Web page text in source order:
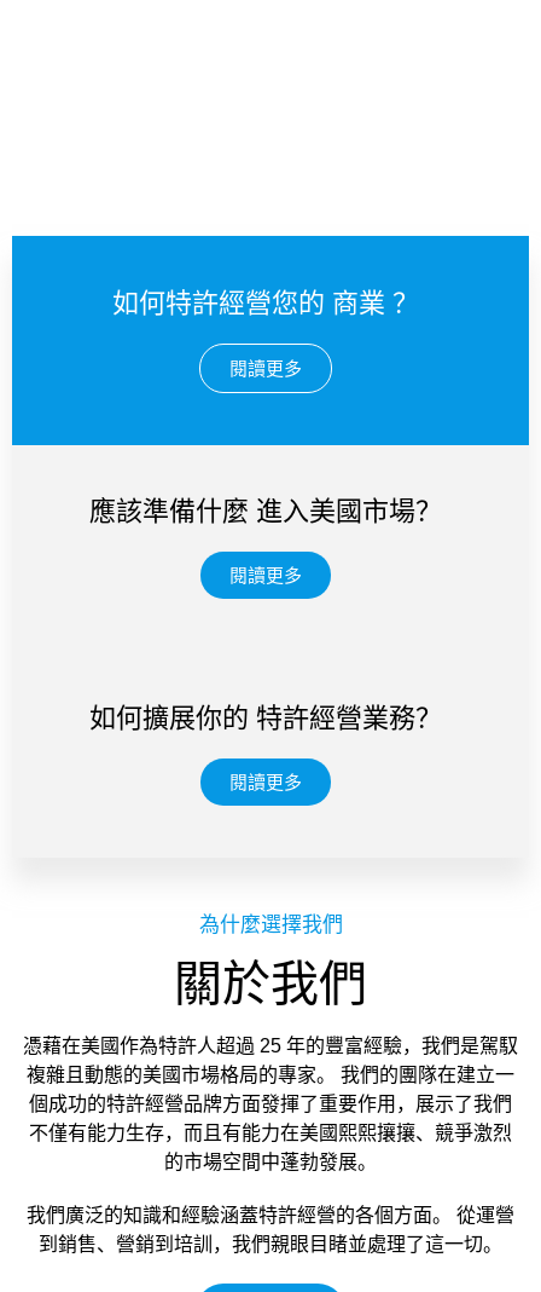
如何特許經營您的 商業 ？
閱讀更多
應該準備什麼 進入美國市場？
閱讀更多
如何擴展你的 特許經營業務？
閱讀更多
為什麼選擇我們
關於我們
憑藉在美國作為特許人超過 25 年的豐富經驗，我們是駕馭
複雜且動態的美國市場格局的專家。 我們的團隊在建立一
個成功的特許經營品牌方面發揮了重要作用，展示了我們
不僅有能力生存，而且有能力在美國熙熙攘攘、競爭激烈
的市場空間中蓬勃發展。
我們廣泛的知識和經驗涵蓋特許經營的各個方面。 從運營
到銷售、營銷到培訓，我們親眼目睹並處理了這一切。